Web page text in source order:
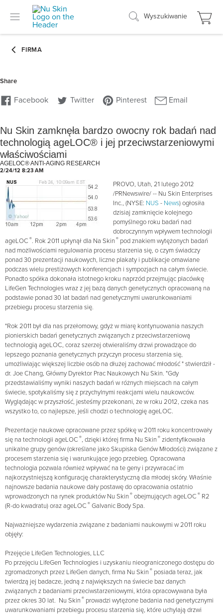
Wyszukiwanie
Nu Skin zamknęła bardzo owocny rok badań nad
technologią ageLOC® i jej przeciwstarzeniowymi
właściwościami
AGELOC® ANTI-AGING RESEARCH
2/24/12 8:23 AM
PROVO, Utah, 21 lutego 2012
/PRNewswire/ -- Nu Skin Enterprises
Inc., (NYSE: NUS - News) ogłosiła
dzisiaj zamknięcie kolejnego
pomyślnego roku badań nad
dobroczynnym wpływem technologii
ageLOC ®. Rok 2011 upłynął dla Na Skin ® pod znakiem wytężonych badań
nad możliwościami regulowania procesu starzenia się, o czym świadczy
ponad 30 prezentacji naukowych, liczne plakaty i publikacje omawiane
podczas wielu prestiżowych konferencjach i sympozjach na całym świecie.
Ponadto spółka dokonała istotnego kroku naprzód przejmując placówkę
LifeGen Technologies wraz z jej bazą danych genetycznych opracowaną na
podstawie ponad 30 lat badań nad genetycznymi uwarunkowaniami
przebiegu procesu starzenia się.
"Rok 2011 był dla nas przełomowy, gdyż w miarę kontynuowania naszych
pionierskich badań genetycznych związanych z przeciwstarzeniową
technologią ageLOC, coraz szerzej otwieraliśmy drzwi prowadzące do
lepszego poznania genetycznych przyczyn procesu starzenia się,
umożliwiając większej liczbie osób na dłużej zachować młodość " stwierdził -
dr. Joe Chang, Główny Dyrektor Prac Naukowych Nu Skin. "Gdy
przedstawialiśmy wyniki naszych badań w różnych miejscach na całym
świecie, spotykaliśmy się z przychylnymi reakcjami wielu naukowców.
Wyglądając w przyszłość, jesteśmy przekonani, że w roku 2012, czeka nas
wszystko to, co najlepsze, jeśli chodzi o technologię ageLOC.
Prezentacje naukowe opracowane przez spółkę w 2011 roku koncentrowały
się na technologii ageLOC ®, dzięki której firma Nu Skin ® zidentyfikowała
unikalne grupy genów (określane jako Skupiska Genów Młodości) związane z
procesem starzenia się i warunkujące jego przebieg. Opracowana
technologia pozwala również wpływać na te geny i przywracać im
najkorzystniejszą konfigurację charakterystyczną dla młodej skóry. Właśnie
najnowsze badania naukowe dały postawę do opracowania ostatnio
wprowadzonych na rynek produktów Nu Skin ® obejmujących ageLOC ® R2
(R-do kwadratu) oraz ageLOC ® Galvanic Body Spa.
Najważniejsze wydarzenia związane z badaniami naukowymi w 2011 roku
objęły:
Przejęcie LifeGen Technologies, LLC
Po przejęciu LifeGen Technologies i uzyskaniu nieograniczonego dostępu do
zgromadzonych przez LifeGen danych, firma Nu Skin ® posiada teraz, jak
twierdzą jej badacze, jedną z największych na świecie baz danych
związanych z badaniami przeciwstarzeniowymi, która opracowywana była
przez okres 30 lat. Nu Skin ® prowadzi wytężone badania nad genetycznymi
uwarunkowaniami przebiegu procesu starzenia się, które uchylają drzwi